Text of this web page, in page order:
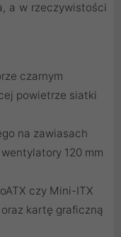
a w rzeczywistości
czarnym
powietrze siatki
na zawiasach
120 mm
czy Mini-ITX
kartę graficzną